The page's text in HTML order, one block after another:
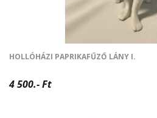
HOLLÓHÁZI PAPRIKAFŰZŐ LÁNY I.
4 500.- Ft